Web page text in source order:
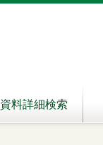
資料詳細検索